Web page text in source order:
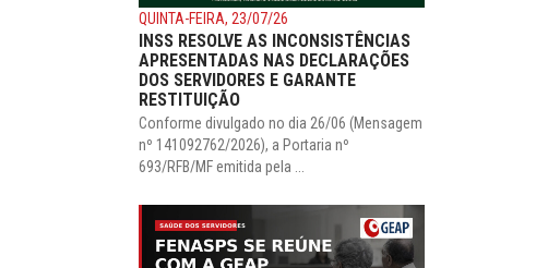
QUINTA-FEIRA, 23/07/26
INSS RESOLVE AS INCONSISTÊNCIAS
APRESENTADAS NAS DECLARAÇÕES
DOS SERVIDORES E GARANTE
RESTITUIÇÃO
Conforme divulgado no dia 26/06 (Mensagem
nº 141092762/2026), a Portaria nº
693/RFB/MF emitida pela ...